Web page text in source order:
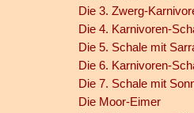
Die 3. Zwerg-
Die 4. Karnivoren-
Die 5. Schale mit
Die 6. Karnivoren-
Die 7. Schale mit
Die Moor-Eimer